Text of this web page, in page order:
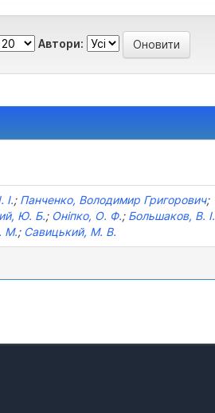
Автори:
І.; Панченко, Володимир Григорович;
Ю. Б.; Оніпко, О. Ф.; Большаков, В. І.
М.; Савицький, М. В.